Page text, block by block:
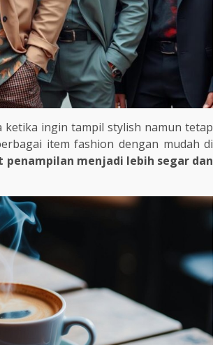
ingin tampil stylish namun tetap
item fashion dengan mudah di
menjadi lebih segar dan